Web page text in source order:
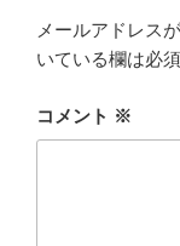
メールアドレス
いている欄は必
コメント ※